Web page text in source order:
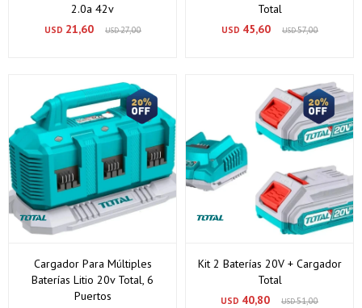
2.0a 42v
USD 21,60 USD27,00
Total
USD 45,60 USD57,00
Cargador Para Múltiples
Baterías Litio 20v Total, 6
Puertos
Kit 2 Baterías 20V + Cargador
Total
USD 40,80 USD51,00